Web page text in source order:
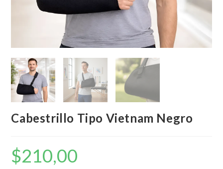
Cabestrillo Tipo Vietnam Negro
$210,00